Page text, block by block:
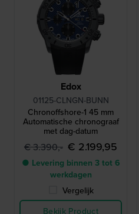
Edox
01125-CLNGN-BUNN
Chronoffshore-1 45 mm
Automatische chronograaf
met dag-datum
€ 3.390,- € 2.199,95
● Levering binnen 3 tot 6
werkdagen
Vergelijk
Bekijk Product